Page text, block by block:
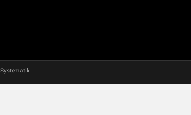
Systematik